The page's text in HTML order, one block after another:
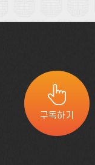
구독하기